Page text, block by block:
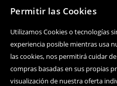
Permitir las Cookies
Utilizamos Cookies o tecnologías
experiencia posible mientras usa
las cookies, nos permitirá cuidar
compras basadas en sus propias
visualización de nuestra oferta